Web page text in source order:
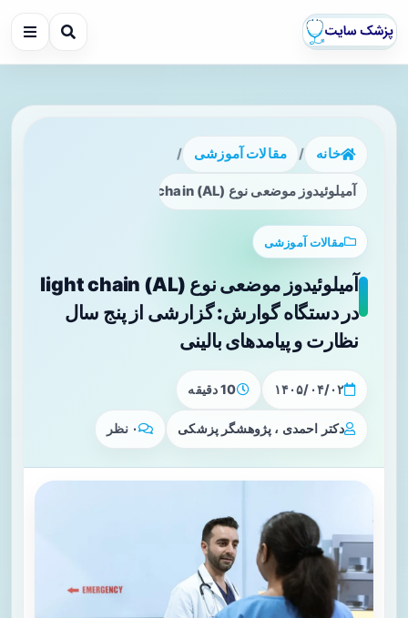
خانه / مقالات آموزشی /
آمیلوئیدوز موضعی نوع light chain (AL) در دستگاه گوارش: گزارشی از پنج سال نظارت و پیامدهای بالینی
مقالات آموزشی
آمیلوئیدوز موضعی نوع light chain (AL)
در دستگاه گوارش: گزارشی از پنج سال
نظارت و پیامدهای بالینی
۱۴۰۵/۰۴/۰۲ 10 دقیقه
دکتر احمدی ، پژوهشگر پزشکی ۰ نظر